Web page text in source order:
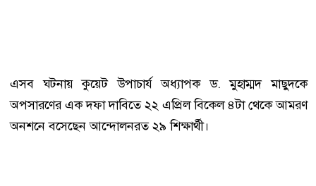
এসব ঘটনায় কুয়েট উপাচার্য অধ্যাপক ড. মুহাম্মদ মাছুদকে
অপসারণের এক দফা দাবিতে ২২ এপ্রিল বিকেল ৪টা থেকে আমরণ
অনশনে বসেছেন আন্দোলনরত ২৯ শিক্ষার্থী।